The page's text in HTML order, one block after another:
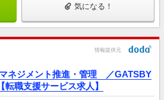
気になる！
情報提供元
マネジメント推進・管理 ／GATSBY
職支援サービス求人】